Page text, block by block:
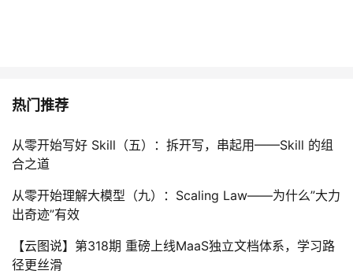
热门推荐
从零开始写好 Skill（五）：拆开写，串起用——Skill 的组
合之道
从零开始理解大模型（九）：Scaling Law——为什么”大力
出奇迹”有效
【云图说】第318期 重磅上线MaaS独立文档体系，学习路
径更丝滑